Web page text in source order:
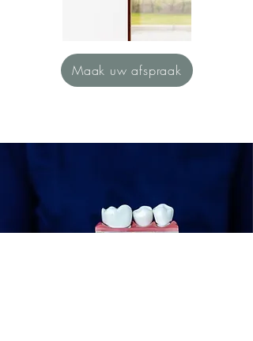
Maak uw afspraak